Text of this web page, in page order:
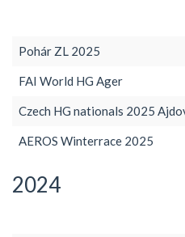
Pohár ZL 2025
FAI World HG Ager
Czech HG nationals 2025
AEROS Winterrace 2025
2024